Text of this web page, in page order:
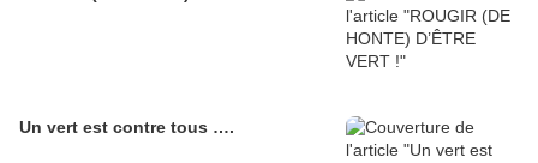
Un vert est contre tous ….